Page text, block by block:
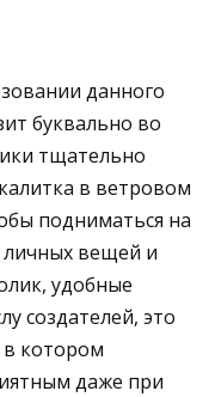
данного
буквально во
тщательно
в ветровом
подниматься на
личных вещей и
удобные
создателей, это
котором
даже при